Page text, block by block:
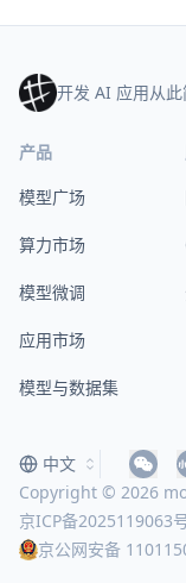
开发 AI 应用从
产品
模型广场
算力市场
模型微调
应用市场
模型与数据集
Copyright © 2026
京ICP备2025119063
京公网安备
中文